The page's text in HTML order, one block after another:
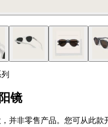
镜
并非零售产品。您可从此